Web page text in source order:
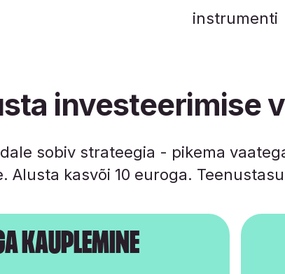
instrumenti
investeerimise
sobiv strateegia - pikema
Alusta kasvõi 10 euroga.
kauplemine